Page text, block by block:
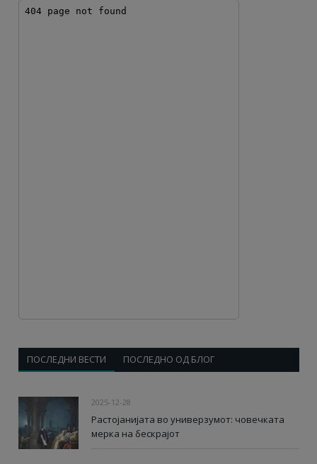
ПОСЛЕДНИ ВЕСТИ ПОСЛЕДНО ОД БЛОГ
2025-12-28
Растојанијата во универзумот: човечката
мерка на бескрајот